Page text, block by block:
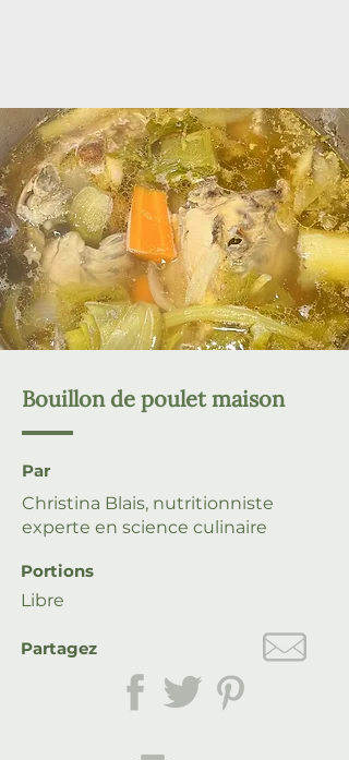
Bouillon de poulet maison
Par
Christina Blais, nutritionniste
experte en science culinaire
Portions
Libre
Partagez